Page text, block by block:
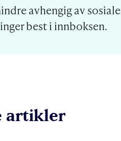
avhengig av
best i innboksen.
artikler